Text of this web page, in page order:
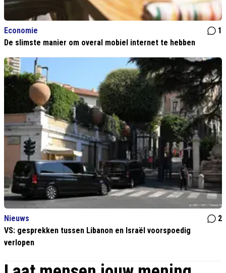
Economie
1
De slimste manier om overal mobiel internet te hebben
Nieuws
2
VS: gesprekken tussen Libanon en Israël voorspoedig
verlopen